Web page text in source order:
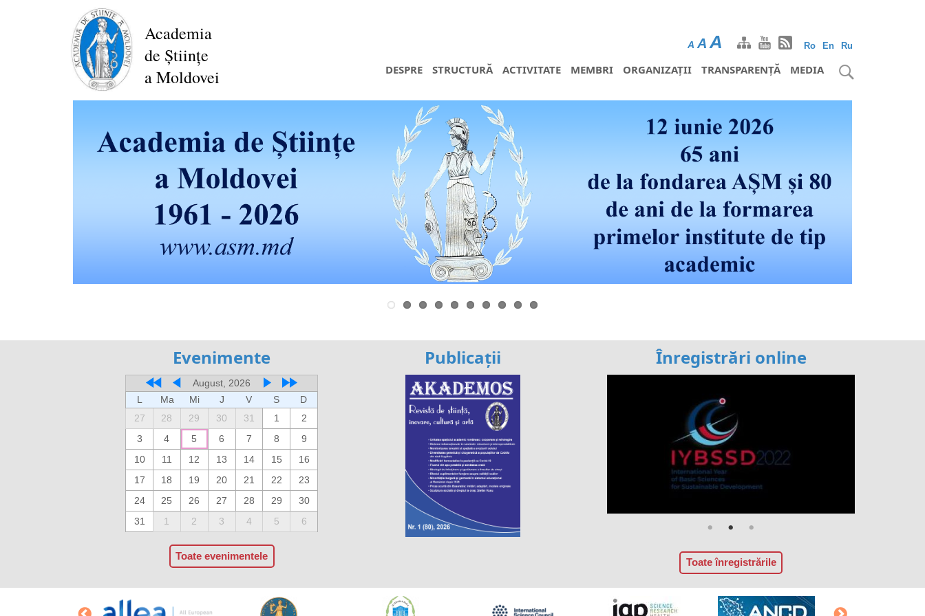
Academia
de Științe
a Moldovei
Ro En Ru
A A A
DESPRE STRUCTURĂ ACTIVITATE MEMBRI ORGANIZAȚII TRANSPARENȚĂ MEDIA
Evenimente
August, 2026
L
Ma Mi J V S
D
27
28 29 30 31 1
2
3
4 5 6 7 8
9
10
11 12 13 14 15
16
17
18 19 20 21 22
23
24
25 26 27 28 29
30
31
1 2 3 4 5 6
Toate evenimentele
Publicații Înregistrări online
Toate înregistrările